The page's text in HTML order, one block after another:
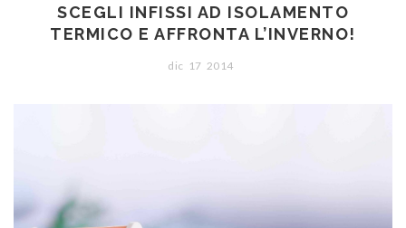
SCEGLI INFISSI AD ISOLAMENTO
TERMICO E AFFRONTA L’INVERNO!
dic 17 2014